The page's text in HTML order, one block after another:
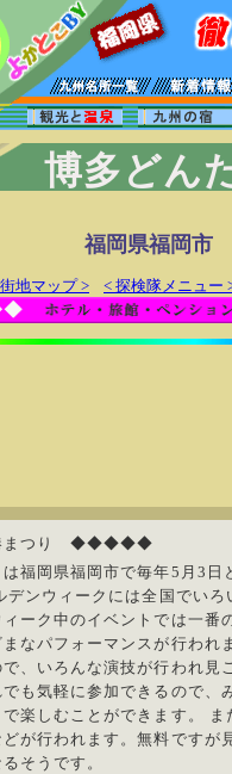
博多どん
福岡県福岡市
地マップ > < 探検隊メニュー
まつり ◆◆◆◆◆
福岡県福岡市で毎年5月3日
デンウィークには全国でい
ィーク中のイベントでは一
なパフォーマンスが行われ
、いろんな演技が行われ
でも気軽に参加できるので
楽しむことができます。
が行われます。無料ですが
そうです。